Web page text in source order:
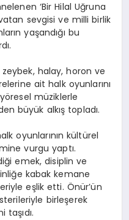
‘Bir Hilal Uğruna
sevgisi ve milli birlik
yaşandığı bu
halay, horon ve
ait halk oyunlarını
müziklerle
büyük alkış topladı.
oyunlarının kültürel
vurgu yaptı.
emek, disiplin ve
kabak kemane
eşlik etti. Önür’ün
birleşerek